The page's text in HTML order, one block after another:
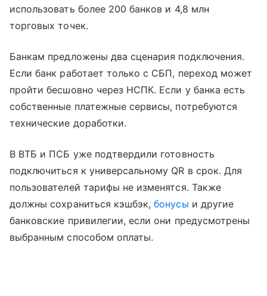
использовать более 200 банков и 4,8 млн
торговых точек.
Банкам предложены два сценария подключения.
Если банк работает только с СБП, переход может
пройти бесшовно через НСПК. Если у банка есть
собственные платежные сервисы, потребуются
технические доработки.
В ВТБ и ПСБ уже подтвердили готовность
подключиться к универсальному QR в срок. Для
пользователей тарифы не изменятся. Также
должны сохраниться кэшбэк,бонусы и другие
банковские привилегии, если они предусмотрены
выбранным способом оплаты.